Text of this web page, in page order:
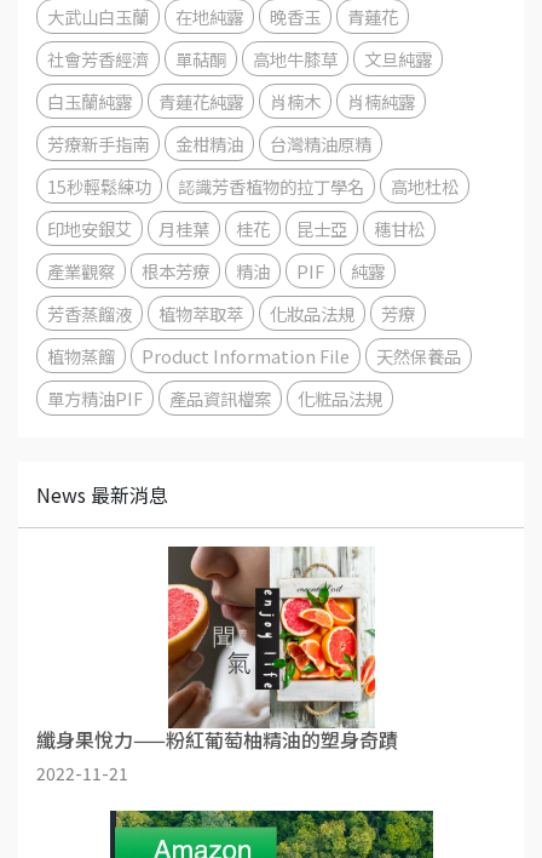
大武山白玉蘭 在地純露 晚香玉
青蓮花
社會芳香經濟
單萜酮 高地牛膝草
文旦純露
白玉蘭純露
青蓮花純露 肖楠木
肖楠純露
芳療新手指南
金柑精油
台灣精油原精
15秒輕鬆練功
認識芳香植物的拉丁學名
高地杜松
印地安銀艾
月桂葉 桂花 昆士亞
穗甘松
產業觀察
根本芳療 精油 PIF
純露
芳香蒸餾液
植物萃取萃 化妝品法規
芳療
植物蒸餾
Product Information File
天然保養品
單方精油PIF
產品資訊檔案 化粧品法規
News 最新消息
纖身果悅力——粉紅葡萄柚精油的塑身奇蹟
2022-11-21